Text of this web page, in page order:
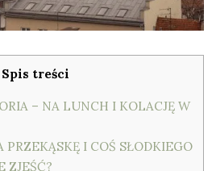
Spis treści
– NA LUNCH I KOLACJĘ W
PRZEKĄSKĘ I COŚ SŁODKIEGO
ZJEŚĆ?